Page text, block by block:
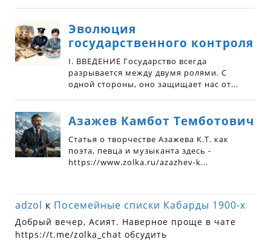
adzol к Посемейные списки Кабарды 1900-х
Добрый вечер, Асият. Наверное проще в чате
https://t.me/zolka_chat обсудить